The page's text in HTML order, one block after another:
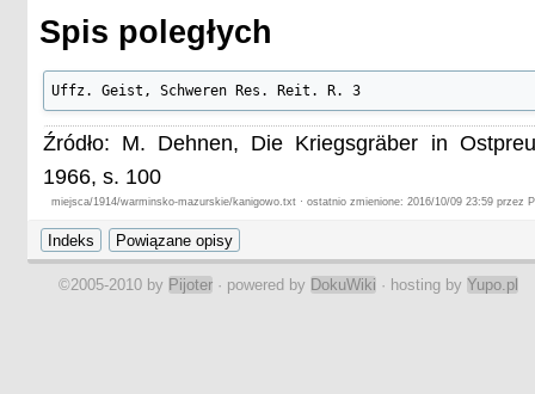
Spis poległych
Uffz. Geist, Schweren Res. Reit. R. 3
Źródło: M. Dehnen, Die Kriegsgräber in
1966, s. 100
miejsca/1914/warminsko-mazurskie/kanigowo.txt · ostatnio zmienione: 2016/10/09 23:59 przez
©2005-2010 by Pijoter · powered by DokuWiki · hosting by Yupo.pl